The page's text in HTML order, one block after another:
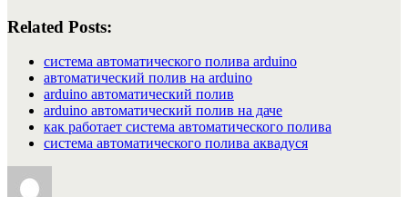
Related Posts:
система автоматического полива arduino
автоматический полив на arduino
arduino автоматический полив
arduino автоматический полив на даче
как работает система автоматического полива
система автоматического полива аквадуся